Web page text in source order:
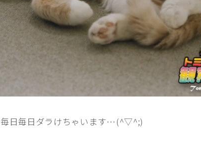
毎日毎日ダラけちゃいます…(^▽^;)